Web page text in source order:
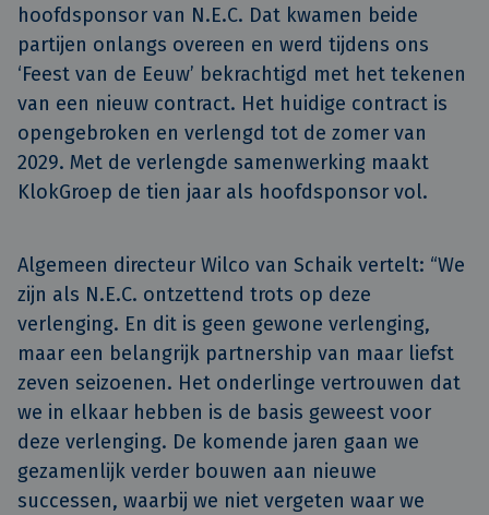
hoofdsponsor van N.E.C. Dat kwamen beide
partijen onlangs overeen en werd tijdens ons
‘Feest van de Eeuw’ bekrachtigd met het tekenen
van een nieuw contract. Het huidige contract is
opengebroken en verlengd tot de zomer van
2029. Met de verlengde samenwerking maakt
KlokGroep de tien jaar als hoofdsponsor vol.
Algemeen directeur Wilco van Schaik vertelt: “We
zijn als N.E.C. ontzettend trots op deze
verlenging. En dit is geen gewone verlenging,
maar een belangrijk partnership van maar liefst
zeven seizoenen. Het onderlinge vertrouwen dat
we in elkaar hebben is de basis geweest voor
deze verlenging. De komende jaren gaan we
gezamenlijk verder bouwen aan nieuwe
successen, waarbij we niet vergeten waar we